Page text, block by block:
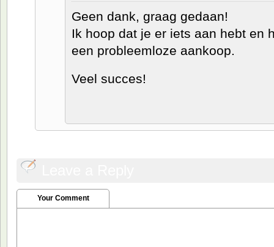
Geen dank, graag gedaan!
Ik hoop dat je er iets aan hebt en
een probleemloze aankoop.
Veel succes!
Your Comment